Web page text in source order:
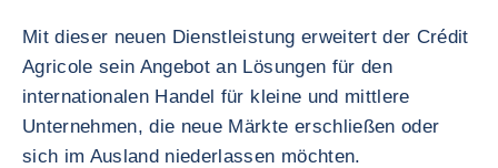
Mit dieser neuen Dienstleistung erweitert der Crédit
Agricole sein Angebot an Lösungen für den
internationalen Handel für kleine und mittlere
Unternehmen, die neue Märkte erschließen oder
sich im Ausland niederlassen möchten.